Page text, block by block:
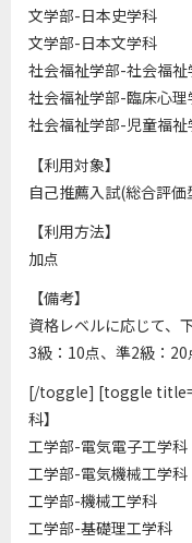
文学部-日本史学科
文学部-日本文学科
社会福祉学部-社会福祉
社会福祉学部-臨床心理
社会福祉学部-児童福祉
【利用対象】
自己推薦入試(総合評価
【利用方法】
加点
【備考】
資格レベルに応じて、
3級：10点、準2級：
[/toggle] [toggle
科】
工学部-電気電子工学科
工学部-電気機械工学科
工学部-機械工学科
工学部-基礎理工学科